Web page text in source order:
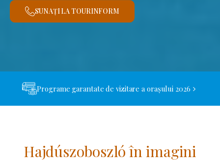
SUNAȚI LA TOURINFORM
Programe garantate de vizitare a orașului 2026
Hajdúszoboszló în imagini